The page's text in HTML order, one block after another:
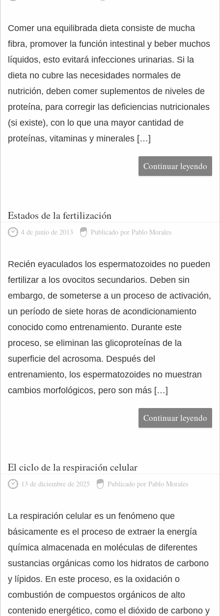
Comer una equilibrada dieta consiste de mucha
fibra, promover la función intestinal y beber muchos
líquidos, esto evitará infecciones urinarias. Si la
dieta no cubre las necesidades normales de
nutrición, deben comer suplementos de niveles de
proteína, para corregir las deficiencias nutricionales
(si existe), con lo que una mayor cantidad de
proteínas, vitaminas y minerales […]
Continuar leyendo
Estados de la fertilización
4 de junio de 2013 Publicado por Pablo Morales
Recién eyaculados los espermatozoides no pueden
fertilizar a los ovocitos secundarios. Deben sin
embargo, de someterse a un proceso de activación,
un período de siete horas de acondicionamiento
conocido como entrenamiento. Durante este
proceso, se eliminan las glicoproteínas de la
superficie del acrosoma. Después del
entrenamiento, los espermatozoides no muestran
cambios morfológicos, pero son más […]
Continuar leyendo
El ciclo de la respiración celular
13 de diciembre de 2025 Publicado por Pablo Morales
La respiración celular es un fenómeno que
básicamente es el proceso de extraer la energía
química almacenada en moléculas de diferentes
sustancias orgánicas como los hidratos de carbono
y lípidos. En este proceso, es la oxidación o
combustión de compuestos orgánicos de alto
contenido energético, como el dióxido de carbono y